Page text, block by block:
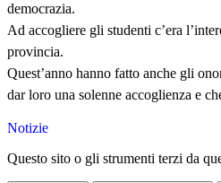
democrazia.
Ad accogliere gli studenti c’era
provincia.
Quest’anno hanno fatto anche gli
dar loro una solenne accoglienza e
Notizie
Questo sito o gli strumenti terzi da